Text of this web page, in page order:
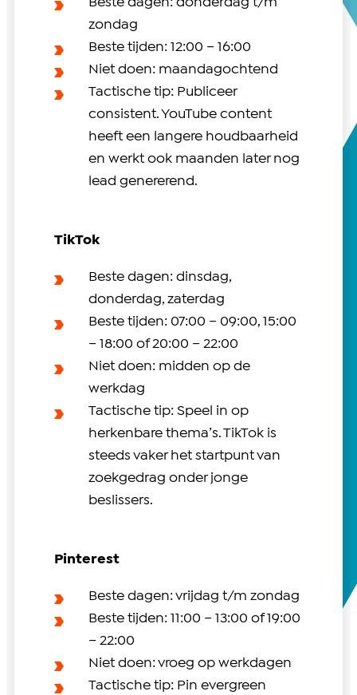
Beste dagen: donderdag t/m
zondag
Beste tijden: 12:00 – 16:00
Niet doen: maandagochtend
Tactische tip: Publiceer
consistent. YouTube content
heeft een langere houdbaarheid
en werkt ook maanden later nog
lead genererend.
TikTok
Beste dagen: dinsdag,
donderdag, zaterdag
Beste tijden: 07:00 – 09:00, 15:00
– 18:00 of 20:00 – 22:00
Niet doen: midden op de
werkdag
Tactische tip: Speel in op
herkenbare thema’s. TikTok is
steeds vaker het startpunt van
zoekgedrag onder jonge
beslissers.
Pinterest
Beste dagen: vrijdag t/m zondag
Beste tijden: 11:00 – 13:00 of 19:00
– 22:00
Niet doen: vroeg op werkdagen
Tactische tip: Pin evergreen